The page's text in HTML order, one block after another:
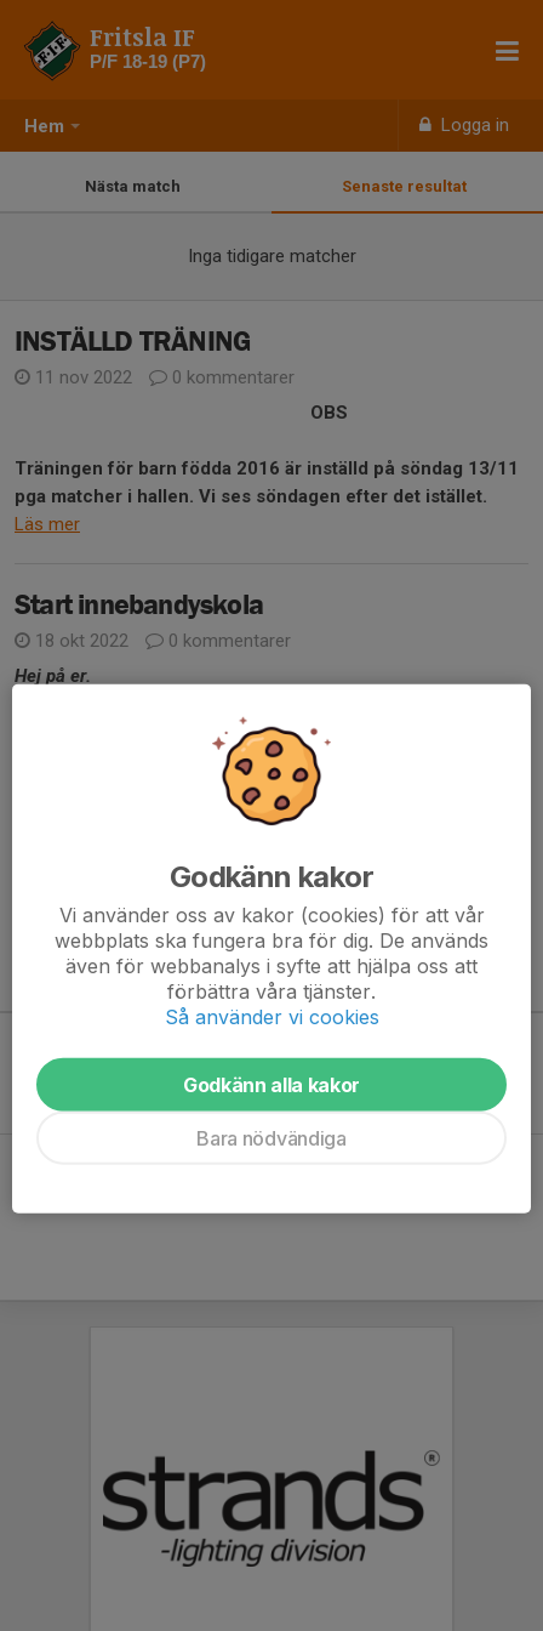
Hem Logga in
Fritsla IF
P/F 18-19 (P7)
Nästa match Senaste resultat
Inga tidigare matcher
INSTÄLLD TRÄNING
11 nov 2022
0 kommentarer
OBS
Träningen för barn födda 2016 är inställd på söndag 13/11
pga matcher i hallen. Vi ses söndagen efter det istället.
Läs mer
Start innebandyskola
18 okt 2022
0 kommentarer
Hej på er.
Nu startar vi upp innebandyskolan för barn födda 2016.
6/11 klockan 13:00-14:00
Kommande aktiviteter
Inga aktiviteter inbokade
Godkänn kakor
Vi använder oss av kakor (cookies) för att vår
webbplats ska fungera bra för dig. De används
även för webbanalys i syfte att hjälpa oss att
förbättra våra tjänster.
Så använder vi cookies
Godkänn alla kakor
Bara nödvändiga